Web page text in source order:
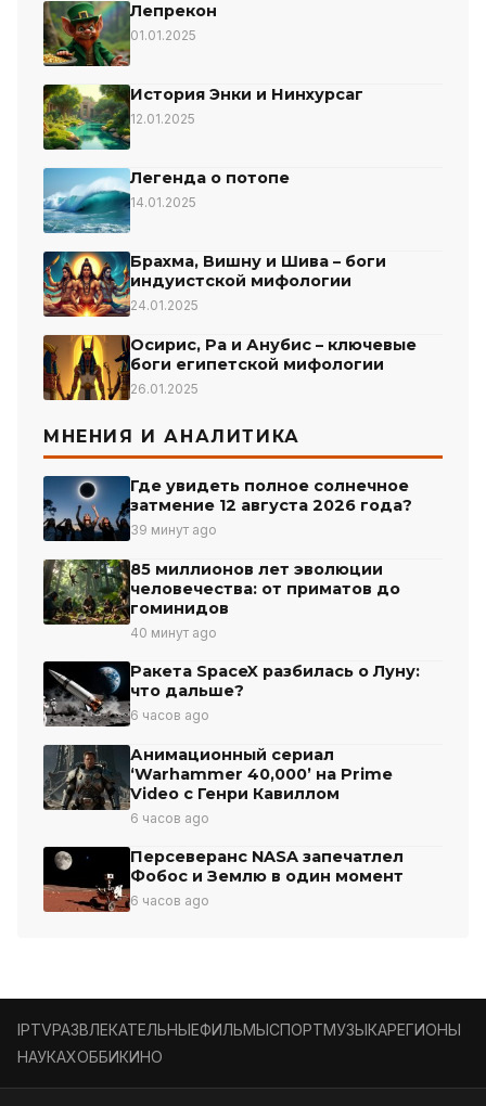
Лепрекон
01.01.2025
История Энки и Нинхурсаг
12.01.2025
Легенда о потопе
14.01.2025
Брахма, Вишну и Шива – боги
индуистской мифологии
24.01.2025
Осирис, Ра и Анубис – ключевые
боги египетской мифологии
26.01.2025
МНЕНИЯ И АНАЛИТИКА
Где увидеть полное солнечное
затмение 12 августа 2026 года?
39 минут ago
85 миллионов лет эволюции
человечества: от приматов до
гоминидов
40 минут ago
Ракета SpaceX разбилась о Луну:
что дальше?
6 часов ago
Анимационный сериал
‘Warhammer 40,000’ на Prime
Video с Генри Кавиллом
6 часов ago
Персеверанс NASA запечатлел
Фобос и Землю в один момент
6 часов ago
IPTVРАЗВЛЕКАТЕЛЬНЫЕФИЛЬМЫСПОРТМУЗЫКАРЕГИОНЫ
НАУКАХОББИКИНО